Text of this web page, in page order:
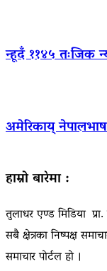
न्हूदँ ११४५ तःजिक
अमेरिकाय्
हाम्रो बारेमा :
तुलाधर एण्ड मिडिया
सबै क्षेत्रका निष्पक्ष
समाचार पोर्टल हो ।